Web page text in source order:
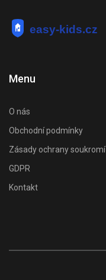
Menu
O nás
Obchodní podmínky
Zásady ochrany soukromí
GDPR
Kontakt